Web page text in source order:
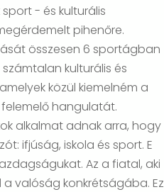
- és kulturális
pihenőre.
összesen 6 sportágban
kulturális és
közül kiemelném a
hangulatát.
alkalmat adnak arra, hogy
ifjúság, iskola és sport. E
Az a fiatal, aki
valóság konkrétságába. Ez